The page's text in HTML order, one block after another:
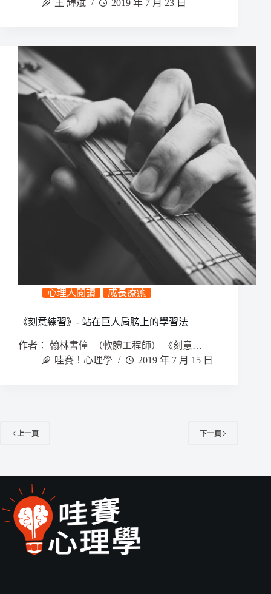
王 輝斌
2019 年 7 月 23 日
心理人閱讀 成長療癒
《刻意練習》- 站在巨人肩膀上的學習法
作者： 翰林書僮 （軟體工程師） 《刻意…
哇賽！心理學
2019 年 7 月 15 日
上一頁 下一頁